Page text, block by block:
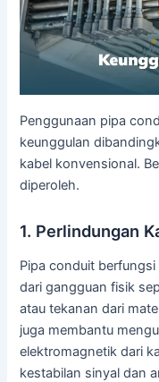
Penggunaan pipa
keunggulan
kabel konvensional.
diperoleh.
1. Perlindungan
Pipa conduit
dari gangguan fisik
atau tekanan dari
juga membantu
elektromagnetik dari
kestabilan sinyal dan